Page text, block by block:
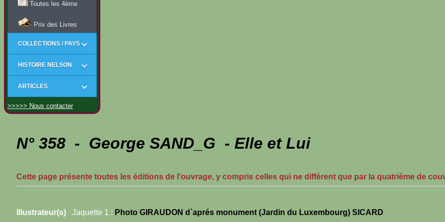
Toutes les 4ème
Prix des Livres
COLLECTIONS / PAYS
HISTOIRE NELSON
ARTICLES
>>>>> Nous contacter
N° 358 - George SAND_G - Elle et Lui
Cette page présente toutes les éditions de l'ouvrage, y compris celles qui ne diffèrent que par la quatrième de
Illustrateur(s) Jaquette 1 : Photo GIRAUDON d`aprés monument (Jardin du Luxembourg) SICARD